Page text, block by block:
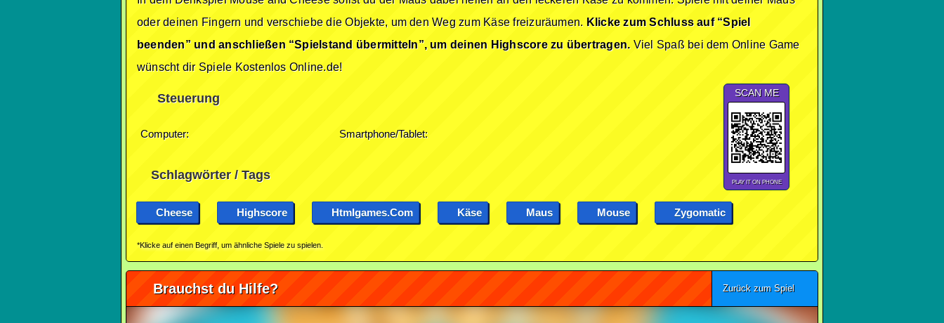
oder deinen Fingern und verschiebe die Objekte, um den Weg zum Käse freizuräumen. Klicke zum Schluss auf “Spiel
beenden” und anschließen “Spielstand übermitteln”, um deinen Highscore zu übertragen. Viel Spaß bei dem Online Game
wünscht dir Spiele Kostenlos Online.de!
Steuerung
Computer: Smartphone/Tablet:
SCAN ME
PLAY IT ON PHONE
Schlagwörter / Tags
Cheese Highscore Htmlgames.com Käse Maus Mouse Zygomatic
*Klicke auf einen Begriff, um ähnliche Spiele zu spielen.
Brauchst du Hilfe? Zurück zum Spiel